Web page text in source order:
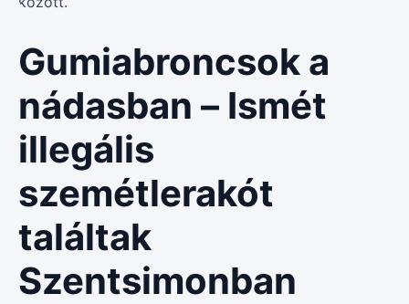
Gumiabroncsok a
nádasban – Ismét
illegális
szemétlerakót
találtak
Szentsimonban